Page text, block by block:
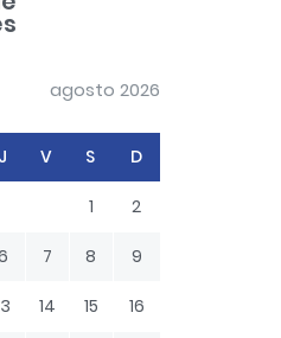
agosto 2026
J V S D
1 2
7 8 9
14 15 16